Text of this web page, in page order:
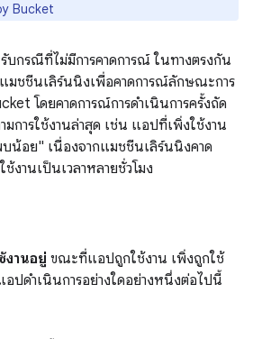
Bucket
บกรณีที่ไม่มีการคาดการณ์ ในทางตรงกัน
แมชชีนเลิร์นนิงเพื่อคาดการณ์ลักษณะการ
โดยคาดการณ์การดำเนินการครั้งถัด
การใช้งานล่าสุด เช่น แอปที่เพิ่งใช้งาน
น้อย" เนื่องจากแมชชีนเลิร์นนิงคาด
งานเป็นเวลาหลายชั่วโมง
งานอยู่ ขณะที่แอปถูกใช้งาน เพิ่งถูกใช้
อปดำเนินการอย่างใดอย่างหนึ่งต่อไปนี้